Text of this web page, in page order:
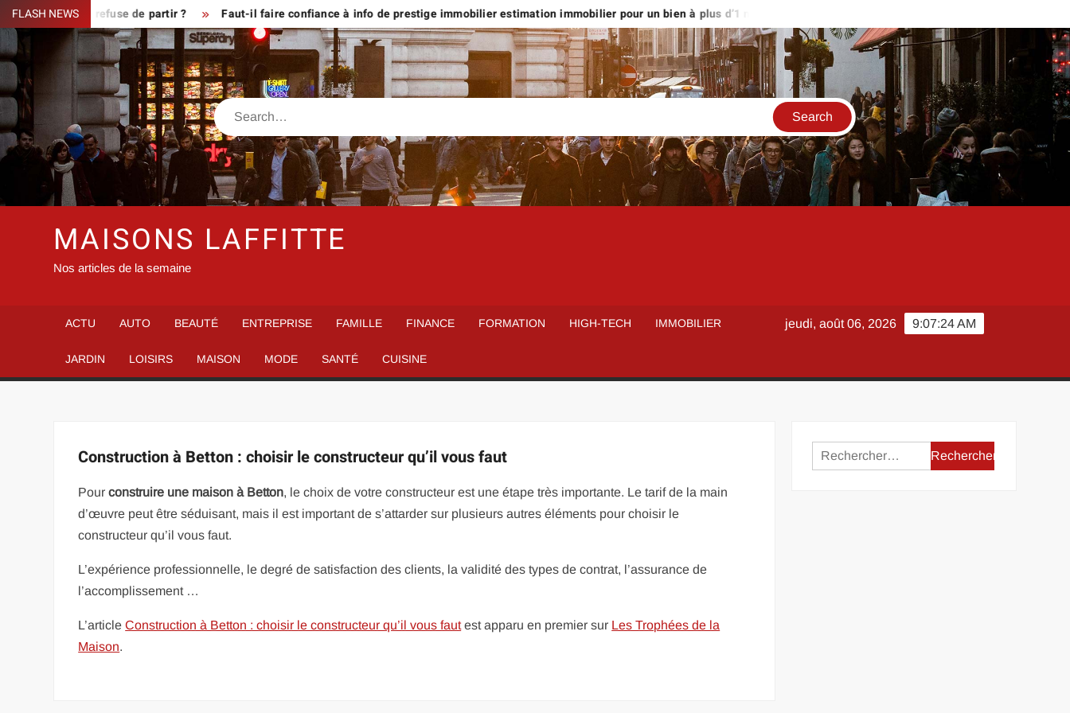
Skip
to
content
FLASH NEWS
le fermier refuse de partir ? Faut-il faire confiance à info de prestige immobilier estimation immobilier pour un bien à plus d’1 million d’euros ?
Search
MAISONS LAFFITTE
Nos articles de la semaine
ACTU AUTO BEAUTÉ ENTREPRISE FAMILLE FINANCE FORMATION HIGH-TECH IMMOBILIER
JARDIN LOISIRS MAISON MODE SANTÉ CUISINE
9:07:24 AM
jeudi, août 06, 2026
Construction à Betton : choisir le constructeur qu’il vous faut
Pourconstruire une maison à Betton, le choix de votre constructeur est une étape très importante. Le tarif de la main
d’œuvre peut être séduisant, mais il est important de s’attarder sur plusieurs autres éléments pour choisir le
constructeur qu’il vous faut.
L’expérience professionnelle, le degré de satisfaction des clients, la validité des types de contrat, l’assurance de
l’accomplissement …
L’articleConstruction à Betton : choisir le constructeur qu’il vous fautest apparu en premier sur Les Trophées de la
Maison.
Rechercher :